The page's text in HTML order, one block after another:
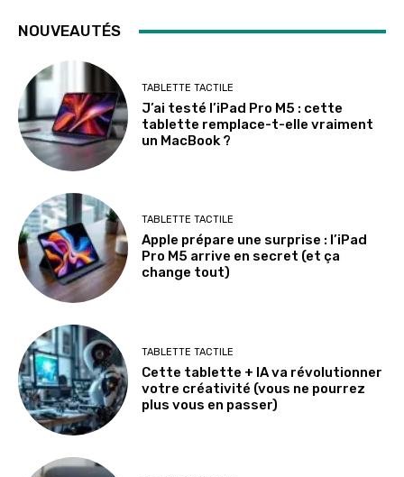
NOUVEAUTÉS
TABLETTE TACTILE
J’ai testé l’iPad Pro M5 : cette
tablette remplace-t-elle vraiment
un MacBook ?
TABLETTE TACTILE
Apple prépare une surprise : l’iPad
Pro M5 arrive en secret (et ça
change tout)
TABLETTE TACTILE
Cette tablette + IA va révolutionner
votre créativité (vous ne pourrez
plus vous en passer)